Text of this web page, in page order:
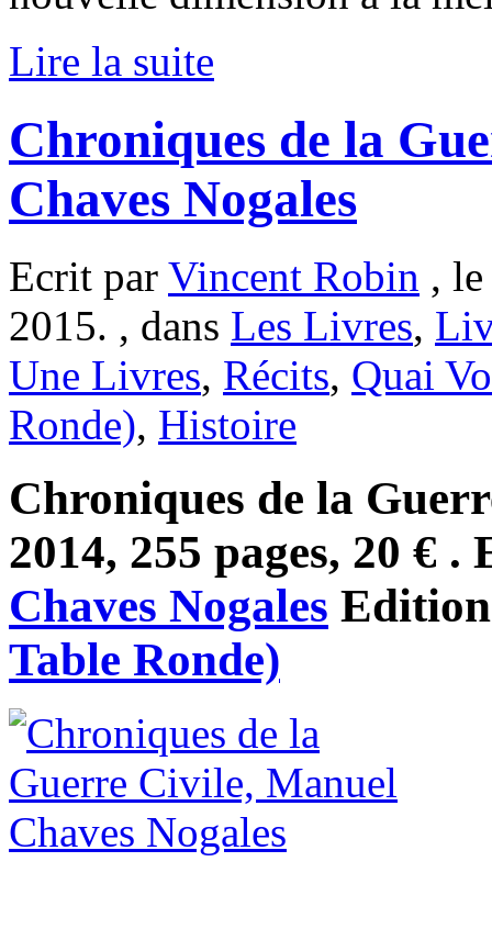
Lire la suite
Chroniques de la
Chaves Nogales
Ecrit par Vincent Robin ,
2015. , dans Les Livres,
Une Livres, Récits, Quai
Ronde), Histoire
Chroniques de la
2014, 255 pages, 20 €
Chaves Nogales
Table Ronde)